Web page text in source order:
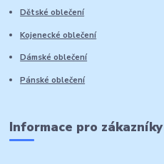
Dětské oblečení
Kojenecké oblečení
Dámské oblečení
Pánské oblečení
Informace pro zákazníky